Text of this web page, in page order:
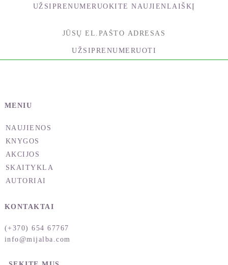
UŽSIPRENUMERUOKITE NAUJIENLAIŠKĮ
UŽSIPRENUMERUOTI
MENIU
NAUJIENOS
KNYGOS
AKCIJOS
SKAITYKLA
AUTORIAI
KONTAKTAI
(+370) 654 67767
info@mijalba.com